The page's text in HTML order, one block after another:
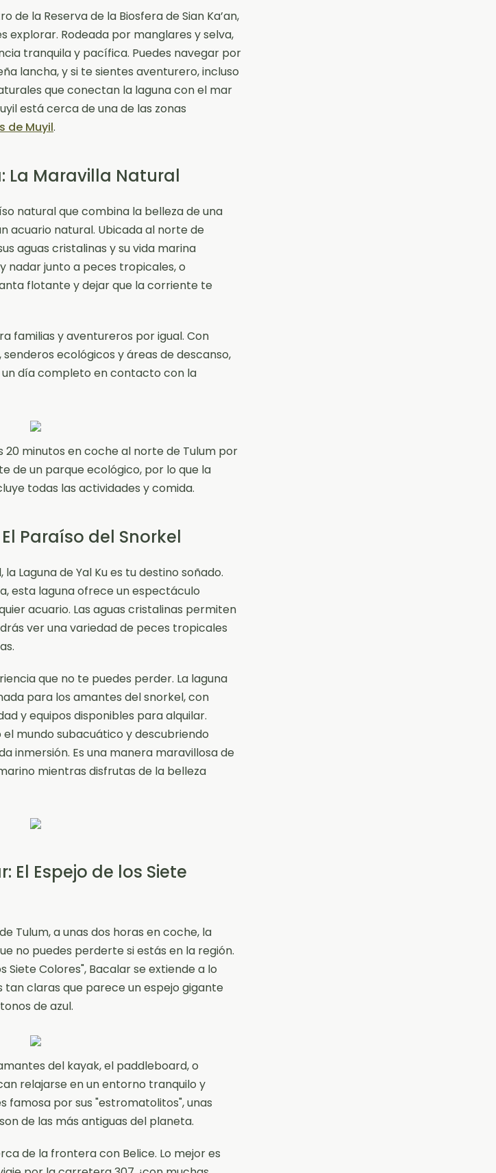
de la Reserva de la Biosfera de Sian Ka’an,
explorar. Rodeada por manglares y selva,
tranquila y pacífica. Puedes navegar por
lancha, y si te sientes aventurero, incluso
que conectan la laguna con el mar
está cerca de una de las zonas
de Muyil.
La Maravilla Natural
natural que combina la belleza de una
acuario natural. Ubicada al norte de
aguas cristalinas y su vida marina
nadar junto a peces tropicales, o
flotante y dejar que la corriente te
familias y aventureros por igual. Con
ecológicos y áreas de descanso,
día completo en contacto con la
20 minutos en coche al norte de Tulum por
de un parque ecológico, por lo que la
todas las actividades y comida.
Paraíso del Snorkel
Laguna de Yal Ku es tu destino soñado.
esta laguna ofrece un espectáculo
acuario. Las aguas cristalinas permiten
ver una variedad de peces tropicales
que no te puedes perder. La laguna
para los amantes del snorkel, con
y equipos disponibles para alquilar.
mundo subacuático y descubriendo
inmersión. Es una manera maravillosa de
mientras disfrutas de la belleza
El Espejo de los Siete
Tulum, a unas dos horas en coche, la
no puedes perderte si estás en la región.
Siete Colores", Bacalar se extiende a lo
tan claras que parece un espejo gigante
de azul.
del kayak, el paddleboard, o
relajarse en un entorno tranquilo y
famosa por sus "estromatolitos", unas
de las más antiguas del planeta.
de la frontera con Belice. Lo mejor es